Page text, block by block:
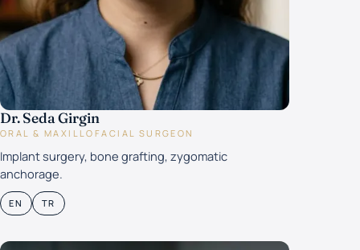
Dr. Seda Girgin
ORAL & MAXILLOFACIAL SURGEON
Implant surgery, bone grafting, zygomatic
anchorage.
EN TR